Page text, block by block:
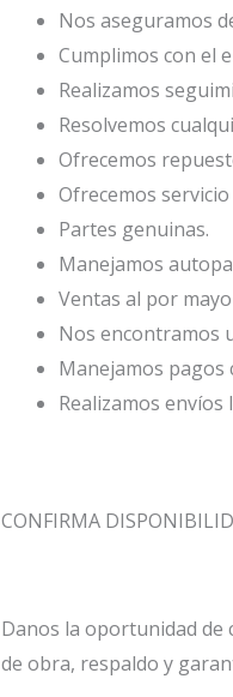
Nos aseguramos
Cumplimos con el
Realizamos
Resolvemos
Ofrecemos
Ofrecemos
Partes genuinas.
Manejamos
Ventas al por
Nos encontramos
Manejamos pagos
Realizamos
CONFIRMA
Danos la oportunidad de
de obra, respaldo y